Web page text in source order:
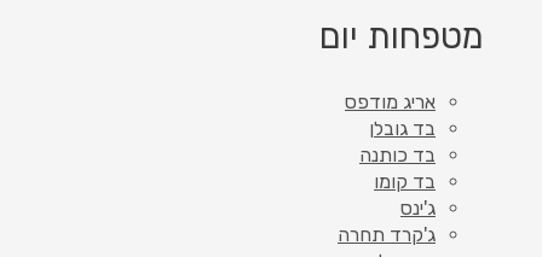
מטפחות יום
אריג מודפס
בד גובלן
בד כותנה
בד קומו
ג'ינס
ג'קרד תחרה